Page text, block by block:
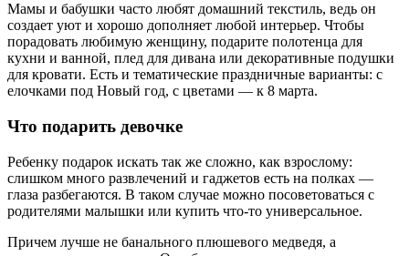
Мамы и бабушки часто любят домашний текстиль, ведь он
создает уют и хорошо дополняет любой интерьер. Чтобы
порадовать любимую женщину, подарите полотенца для
кухни и ванной, плед для дивана или декоративные подушки
для кровати. Есть и тематические праздничные варианты: с
елочками под Новый год, с цветами — к 8 марта.
Что подарить девочке
Ребенку подарок искать так же сложно, как взрослому:
слишком много развлечений и гаджетов есть на полках —
глаза разбегаются. В таком случае можно посоветоваться с
родителями малышки или купить что-то универсальное.
Причем лучше не банального плюшевого медведя, а